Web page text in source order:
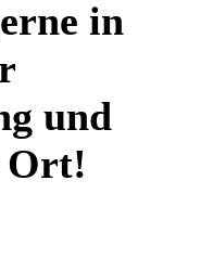
in
und
Ort!